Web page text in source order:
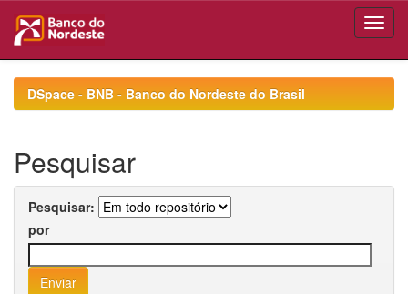
navigationDSpace - BNB - Banco do Nordeste do Brasil
Pesquisar
Pesquisar:
por